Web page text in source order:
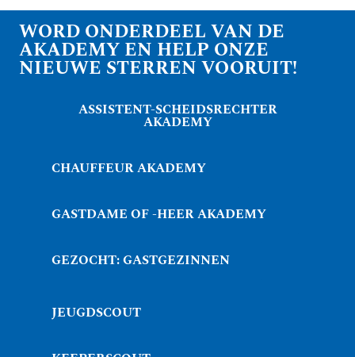
WORD ONDERDEEL VAN DE
AKADEMY EN HELP ONZE
NIEUWE STERREN VOORUIT!
ASSISTENT-SCHEIDSRECHTER
AKADEMY
CHAUFFEUR AKADEMY
GASTDAME OF -HEER AKADEMY
GEZOCHT: GASTGEZINNEN
JEUGDSCOUT